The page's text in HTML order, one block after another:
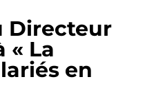
Directeur
« La
en